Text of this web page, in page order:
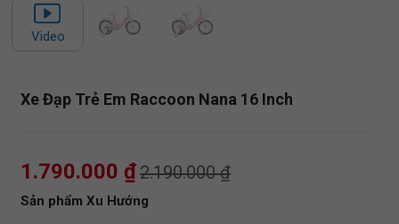
Xe Đạp Trẻ Em Raccoon Nana 16 Inch
Video
1.790.000 ₫2.190.000₫
Sản phẩm Xu Hướng